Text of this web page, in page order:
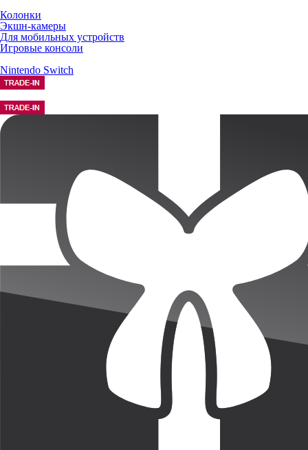
Колонки
Экшн-камеры
Для мобильных устройств
Игровые консоли
Nintendo Switch